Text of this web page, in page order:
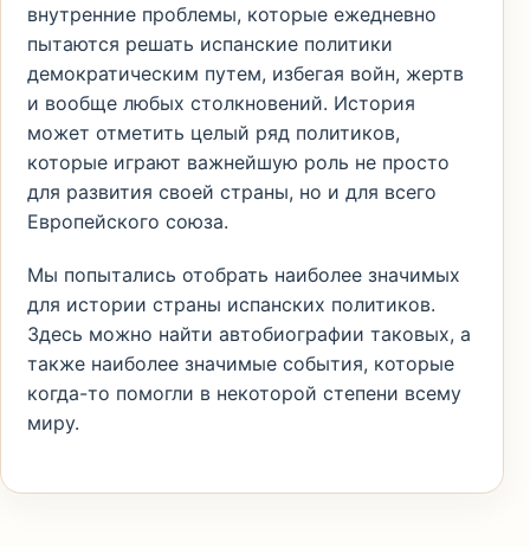
внутренние проблемы, которые ежедневно
пытаются решать испанские политики
демократическим путем, избегая войн, жертв
и вообще любых столкновений. История
может отметить целый ряд политиков,
которые играют важнейшую роль не просто
для развития своей страны, но и для всего
Европейского союза.
Мы попытались отобрать наиболее значимых
для истории страны испанских политиков.
Здесь можно найти автобиографии таковых, а
также наиболее значимые события, которые
когда-то помогли в некоторой степени всему
миру.